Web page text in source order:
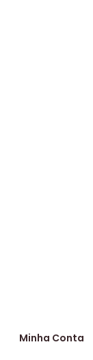
Minha Conta